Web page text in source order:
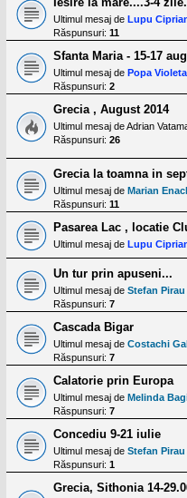
Ultimul mesaj de Lupu
Răspunsuri: 11
Sfanta Maria - 15-17
Ultimul mesaj de Popa Violeta
Răspunsuri: 2
Grecia , August 2014
Ultimul mesaj deAdrian
Răspunsuri: 26
Grecia la toamna in
Ultimul mesaj de Marian
Răspunsuri: 11
Pasarea Lac , locatie
Ultimul mesaj de Lupu
Un tur prin apuseni...
Ultimul mesaj de Stefan Pirau
Răspunsuri: 7
Cascada Bigar
Ultimul mesaj de Costachi
Răspunsuri: 7
Calatorie prin Europa
Ultimul mesaj de Melinda
Răspunsuri: 7
Concediu 9-21 iulie
Ultimul mesaj de Stefan Pirau
Răspunsuri: 1
Grecia, Sithonia 14-